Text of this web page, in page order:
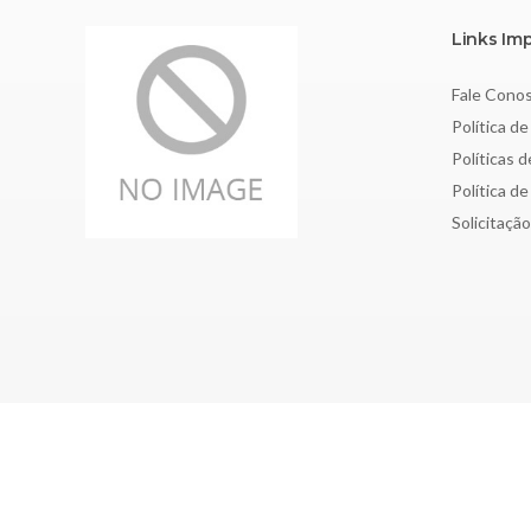
Links
Fale
Política
Políticas
Política